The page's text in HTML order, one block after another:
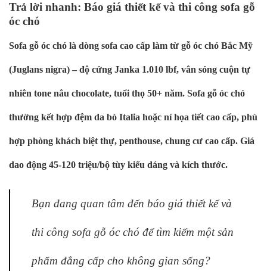
Trả lời nhanh: Báo giá thiết kế và thi công sofa gỗ
óc chó
Sofa gỗ óc chó là dòng sofa cao cấp làm từ gỗ óc chó Bắc Mỹ
(Juglans nigra) – độ cứng Janka 1.010 lbf, vân sóng cuộn tự
nhiên tone nâu chocolate, tuổi thọ 50+ năm. Sofa gỗ óc chó
thường kết hợp đệm da bò Italia hoặc nỉ họa tiết cao cấp, phù
hợp phòng khách biệt thự, penthouse, chung cư cao cấp. Giá
dao động 45-120 triệu/bộ tùy kiểu dáng và kích thước.
Bạn đang quan tâm đến báo giá thiết kế và
thi công sofa gỗ óc chó để tìm kiếm một sản
phẩm đẳng cấp cho không gian sống?